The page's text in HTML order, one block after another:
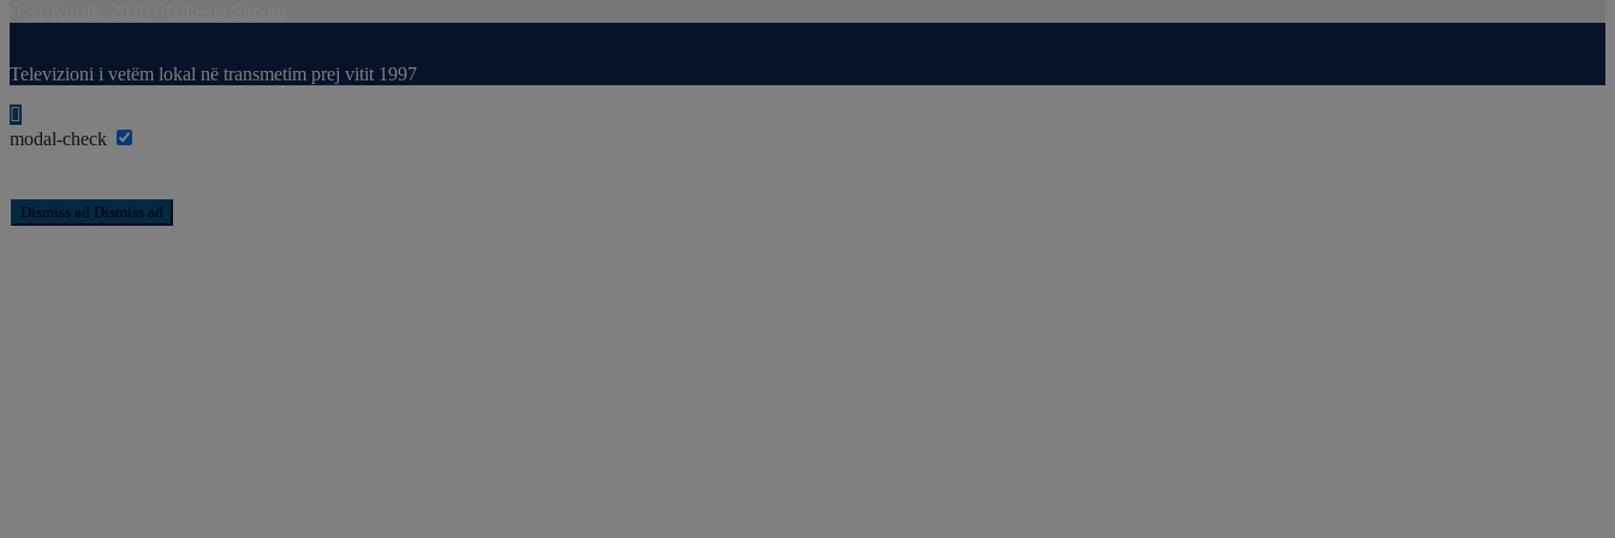
Televizioni i vetëm lokal në transmetim prej vitit 1997
modal-check
Dismiss ad Dismiss ad